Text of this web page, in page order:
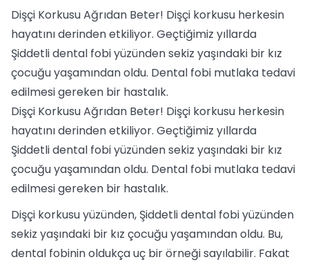
Dişçi Korkusu Ağrıdan Beter! Dişçi korkusu herkesin
hayatını derinden etkiliyor. Geçtiğimiz yıllarda
Şiddetli dental fobi yüzünden sekiz yaşındaki bir kız
çocuğu yaşamından oldu. Dental fobi mutlaka tedavi
edilmesi gereken bir hastalık.
Dişçi Korkusu Ağrıdan Beter! Dişçi korkusu herkesin
hayatını derinden etkiliyor. Geçtiğimiz yıllarda
Şiddetli dental fobi yüzünden sekiz yaşındaki bir kız
çocuğu yaşamından oldu. Dental fobi mutlaka tedavi
edilmesi gereken bir hastalık.
Dişçi korkusu yüzünden, Şiddetli dental fobi yüzünden
sekiz yaşındaki bir kız çocuğu yaşamından oldu. Bu,
dental fobinin oldukça uç bir örneği sayılabilir. Fakat